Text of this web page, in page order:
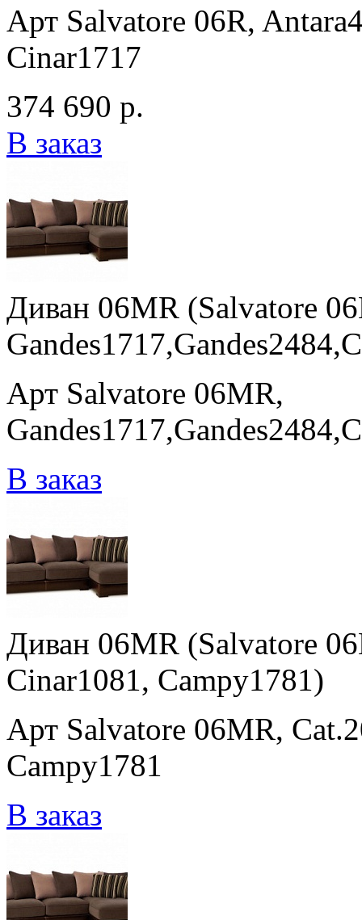
Арт Salvatore 06R,
Cinar1717
374 690 р.
В заказ
Диван 06MR (Salvatore
Арт Salvatore 06MR,
В заказ
Диван 06MR (Salvatore
Cinar1081, Campy1781)
Арт Salvatore 06MR,
Campy1781
В заказ